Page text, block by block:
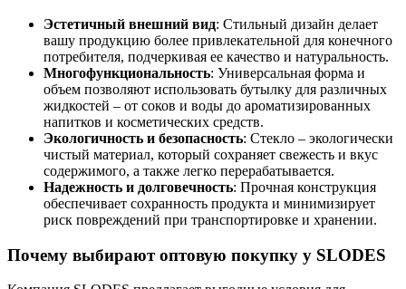
Эстетичный внешний вид: Стильный дизайн делает
вашу продукцию более привлекательной для конечного
потребителя, подчеркивая ее качество и натуральность.
Многофункциональность: Универсальная форма и
объем позволяют использовать бутылку для различных
жидкостей – от соков и воды до ароматизированных
напитков и косметических средств.
Экологичность и безопасность: Стекло – экологически
чистый материал, который сохраняет свежесть и вкус
содержимого, а также легко перерабатывается.
Надежность и долговечность: Прочная конструкция
обеспечивает сохранность продукта и минимизирует
риск повреждений при транспортировке и хранении.
Почему выбирают оптовую покупку у SLODES